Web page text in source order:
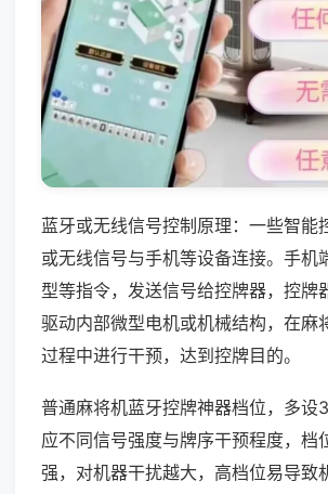
蓝牙或无线信号控制原理：一些智能
或无线信号与手机等设备连接。手机
型等指令，发送信号给控牌器，控牌
驱动内部微型电机或机械结构，在麻
过程中进行干预，达到控牌目的。
普通麻将机蓝牙控牌神器档位，多设
应不同信号强度与牌序干预程度，档
强，对机器干扰越大，高档位易导致